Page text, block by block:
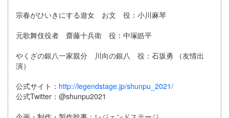
宗春がひいきにする遊女 お文 役：小川麻琴
元歌舞伎役者 齋藤十兵衛 役：中塚皓平
やくざの銀八一家親分 川向の銀八 役：石坂勇 （友情出
演）
公式サイト： http://legendstage.jp/shunpu_2021/
公式Twitter：@shunpu2021